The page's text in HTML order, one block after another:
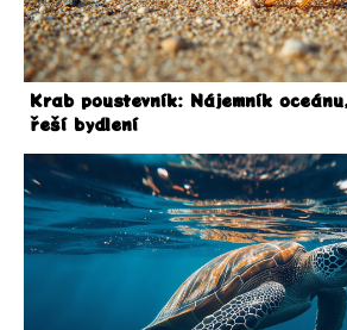
Krab poustevník: Nájemník
řeší bydlení